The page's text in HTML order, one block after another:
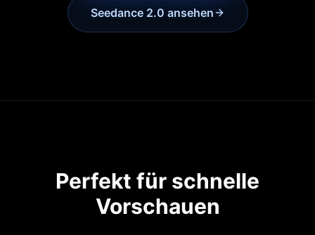
Seedance 2.0 ansehen
Perfekt für schnelle
Vorschauen